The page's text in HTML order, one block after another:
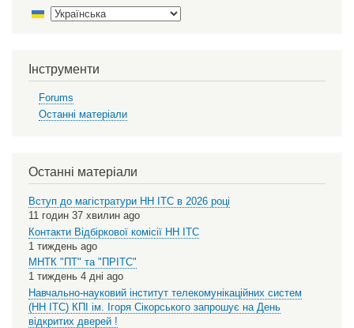
Інструменти
Forums
Останні матеріали
Останні матеріали
Вступ до магістратури НН ІТС в 2026 році
11 годин 37 хвилин ago
Контакти Відбіркової комісії НН ІТС
1 тиждень ago
МНТК "ПТ" та "ПРІТС"
1 тиждень 4 дні ago
Навчально-науковий інститут телекомунікаційних систем
(НН ІТС) КПІ ім. Ігоря Сікорського запрошує на День
відкритих дверей !